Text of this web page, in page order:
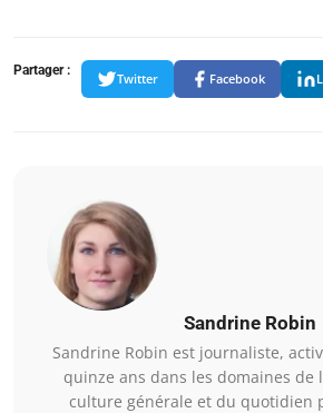
Partager :
Twitter Facebook
Sandrine Robin
Sandrine Robin est journaliste,
quinze ans dans les domaines de
culture générale et du quotidien